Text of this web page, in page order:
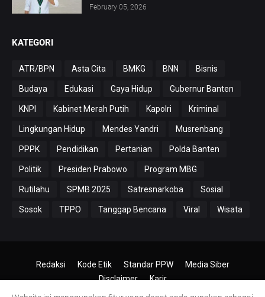
February 05, 2026
KATEGORI
ATR/BPN Asta Cita BMKG BNN Bisnis
Budaya Edukasi Gaya Hidup Gubernur Banten
KNPI Kabinet Merah Putih Kapolri Kriminal
Lingkungan Hidup Mendes Yandri Musrenbang
PPPK Pendidikan Pertanian Polda Banten
Politik Presiden Prabowo Program MBG
Rutilahu SPMB 2025 Satresnarkoba Sosial
Sosok TPPO Tanggap Bencana Viral Wisata
Redaksi Kode Etik Standar PPW
Media Siber
Disclaimer
Karir